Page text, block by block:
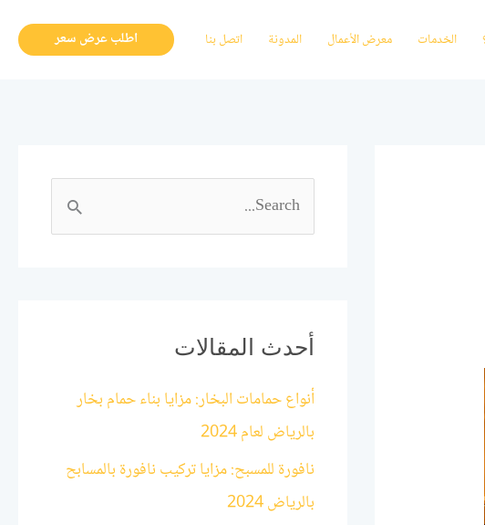
الخدمات معرض الأعمال المدونة اتصل بنا اطلب عرض سعر
ل
ث
ن
:
أحدث المقالات
أنواع حمامات البخار: مزايا بناء حمام بخار
بالرياض لعام 2024
نافورة للمسبح: مزايا تركيب نافورة بالمسابح
بالرياض 2024